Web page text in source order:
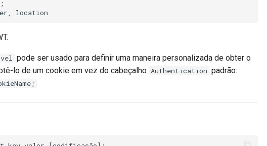
pode ser usado para definir uma maneira personalizada de obter o
lo de um cookie em vez do cabeçalho Authentication padrão: